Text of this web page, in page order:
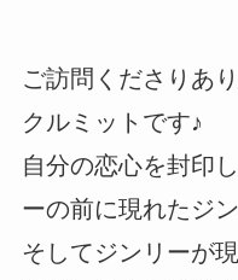
ご訪問くださりあ
クルミットです♪
自分の恋心を封印
ーの前に現れたジン
そしてジンリーが